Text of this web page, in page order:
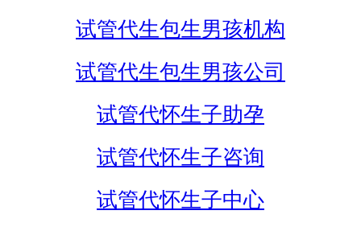
试管代生包生男孩机构
试管代生包生男孩公司
试管代怀生子助孕
试管代怀生子咨询
试管代怀生子中心